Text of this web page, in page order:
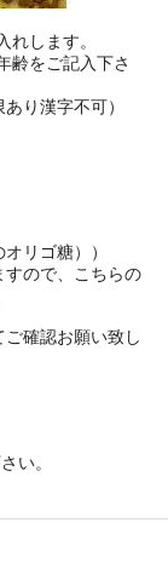
します。
齢をご記入下さ
り漢字不可）
リゴ糖））
ので、こちらの
確認お願い致し
い。